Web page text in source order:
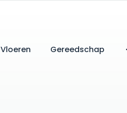
Vloeren Gereedschap